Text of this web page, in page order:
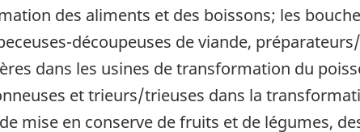
des aliments et des boissons; les
découpeuses de viande,
dans les usines de transformation du
et trieurs/trieuses dans la
mise en conserve de fruits et de légumes,